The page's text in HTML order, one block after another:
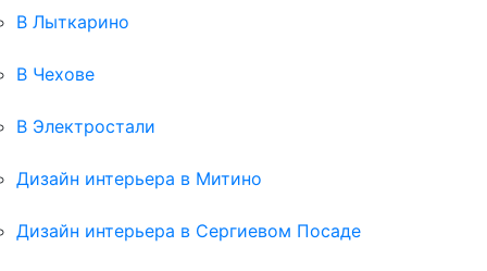
В Лыткарино
В Чехове
В Электростали
Дизайн интерьера в Митино
Дизайн интерьера в Сергиевом Посаде